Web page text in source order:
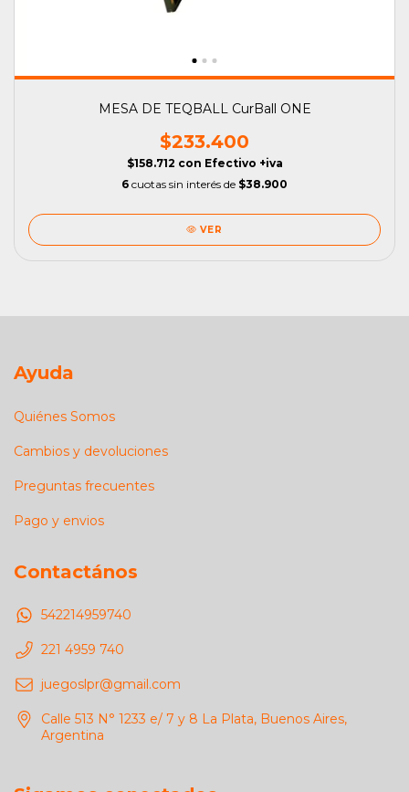
MESA DE TEQBALL CurBall ONE
$233.400
$158.712 con Efectivo +iva
6 cuotas sin interés de $38.900
VER
Ayuda
Quiénes Somos
Cambios y devoluciones
Preguntas frecuentes
Pago y envios
Contactános
542214959740
221 4959 740
juegoslpr@gmail.com
Calle 513 N° 1233 e/ 7 y 8 La Plata, Buenos Aires,
Argentina